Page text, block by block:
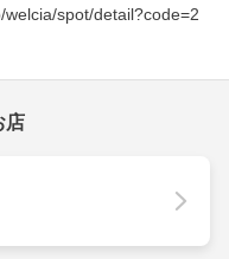
spot/detail?code=2
店